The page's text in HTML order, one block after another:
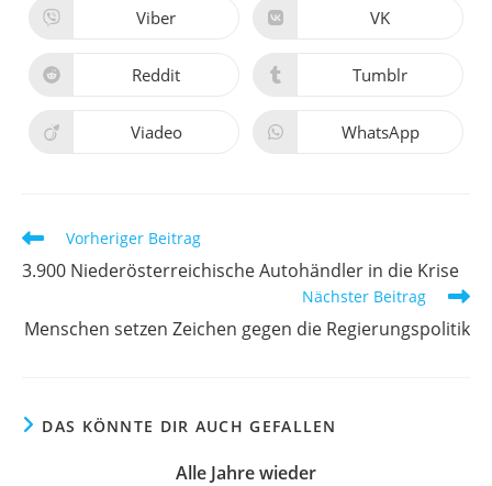
neuen
Fenster
neuen
Fenster
Öffnet
neuen
Fenster
Viber Öffnet
neuen
Fenster
VK
Öffnet
neuen
Fenster
Reddit Öffnet
neuen
Fenster
Tumblr
Öffnet
Viadeo Öffnet
WhatsApp
Weitere
ansehen
Vorheriger Beitrag
3.900 Niederösterreichische Autohändler in die Krise
Nächster Beitrag
Menschen setzen Zeichen gegen die Regierungspolitik
DAS KÖNNTE DIR AUCH GEFALLEN
Alle Jahre wieder